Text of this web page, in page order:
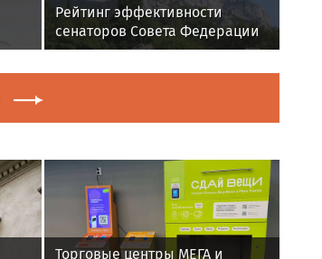
Рейтинг эффективности
сенаторов Совета Федерации
РФ. Итоги весенней
сессии-2026
Торговые центры МЕГА и